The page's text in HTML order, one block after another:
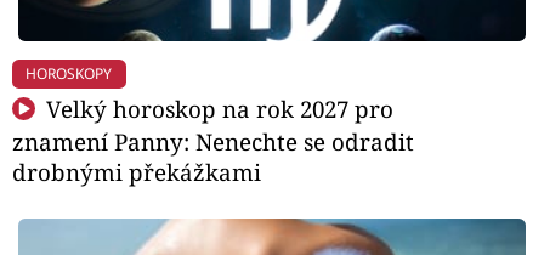
HOROSKOPY
Velký horoskop na rok 2027 pro
znamení Panny: Nenechte se odradit
drobnými překážkami